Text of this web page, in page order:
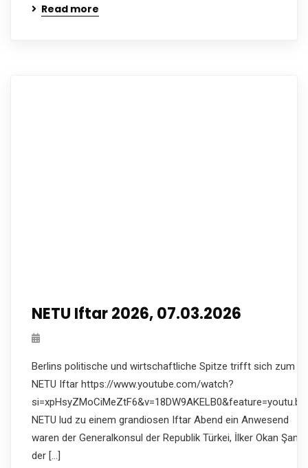
Read more
NETU Iftar 2026, 07.03.2026
Berlins politische und wirtschaftliche Spitze trifft sich zum
NETU Iftar https://www.youtube.com/watch?
si=xpHsyZMoCiMeZtF6&v=18DW9AKELB0&feature=youtu.be
NETU lud zu einem grandiosen Iftar Abend ein Anwesend
waren der Generalkonsul der Republik Türkei, İlker Okan Şanlı,
der […]